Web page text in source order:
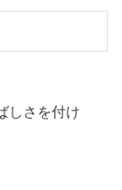
しさを付け